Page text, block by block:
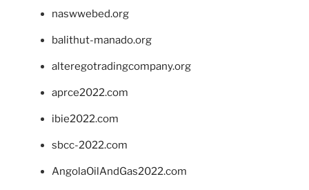
naswwebed.org
balithut-manado.org
alteregotradingcompany.org
aprce2022.com
ibie2022.com
sbcc-2022.com
AngolaOilAndGas2022.com